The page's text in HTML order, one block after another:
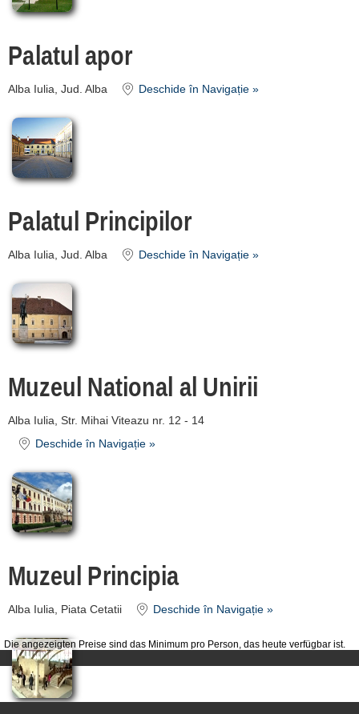
Die angezeigten Preise sind das Minimum pro Person, das heute verfügbar ist.
Palatul apor
Alba Iulia, Jud. Alba Deschide în Navigație »
Palatul Principilor
Alba Iulia, Jud. Alba Deschide în Navigație »
Muzeul National al Unirii
Alba Iulia, Str. Mihai Viteazu nr. 12 - 14
Deschide în Navigație »
Muzeul Principia
Alba Iulia, Piata Cetatii Deschide în Navigație »